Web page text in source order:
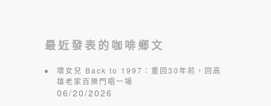
最近發表的咖啡鄉文
壞女兒 Back to 1997：重回30年前，回高
雄老家百樂門唱一場
06/20/2026